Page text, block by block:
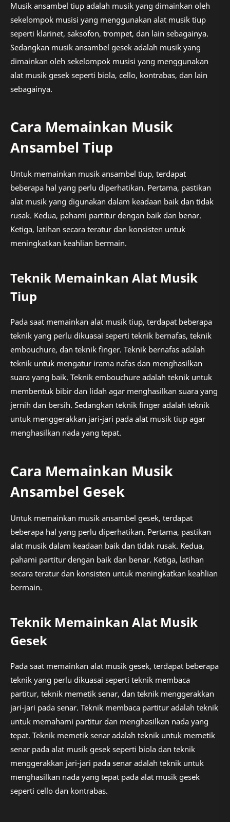
Musik ansambel tiup adalah musik yang dimainkan oleh
sekelompok musisi yang menggunakan alat musik tiup
seperti klarinet, saksofon, trompet, dan lain sebagainya.
Sedangkan musik ansambel gesek adalah musik yang
dimainkan oleh sekelompok musisi yang menggunakan
alat musik gesek seperti biola, cello, kontrabas, dan lain
sebagainya.
Cara Memainkan Musik
Ansambel Tiup
Untuk memainkan musik ansambel tiup, terdapat
beberapa hal yang perlu diperhatikan. Pertama, pastikan
alat musik yang digunakan dalam keadaan baik dan tidak
rusak. Kedua, pahami partitur dengan baik dan benar.
Ketiga, latihan secara teratur dan konsisten untuk
meningkatkan keahlian bermain.
Teknik Memainkan Alat Musik
Tiup
Pada saat memainkan alat musik tiup, terdapat beberapa
teknik yang perlu dikuasai seperti teknik bernafas, teknik
embouchure, dan teknik finger. Teknik bernafas adalah
teknik untuk mengatur irama nafas dan menghasilkan
suara yang baik. Teknik embouchure adalah teknik untuk
membentuk bibir dan lidah agar menghasilkan suara yang
jernih dan bersih. Sedangkan teknik finger adalah teknik
untuk menggerakkan jari-jari pada alat musik tiup agar
menghasilkan nada yang tepat.
Cara Memainkan Musik
Ansambel Gesek
Untuk memainkan musik ansambel gesek, terdapat
beberapa hal yang perlu diperhatikan. Pertama, pastikan
alat musik dalam keadaan baik dan tidak rusak. Kedua,
pahami partitur dengan baik dan benar. Ketiga, latihan
secara teratur dan konsisten untuk meningkatkan keahlian
bermain.
Teknik Memainkan Alat Musik
Gesek
Pada saat memainkan alat musik gesek, terdapat beberapa
teknik yang perlu dikuasai seperti teknik membaca
partitur, teknik memetik senar, dan teknik menggerakkan
jari-jari pada senar. Teknik membaca partitur adalah teknik
untuk memahami partitur dan menghasilkan nada yang
tepat. Teknik memetik senar adalah teknik untuk memetik
senar pada alat musik gesek seperti biola dan teknik
menggerakkan jari-jari pada senar adalah teknik untuk
menghasilkan nada yang tepat pada alat musik gesek
seperti cello dan kontrabas.